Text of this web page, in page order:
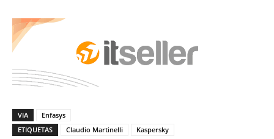
VIA
Enfasys
ETIQUETAS
Claudio Martinelli Kaspersky